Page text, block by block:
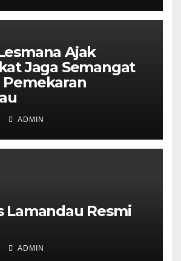
Ajak
Jaga Semangat
ADMIN
Lamandau Resmi
ADMIN